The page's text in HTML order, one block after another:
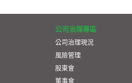
公司治理專區
公司治理現況
風險管理
股東會
董事會